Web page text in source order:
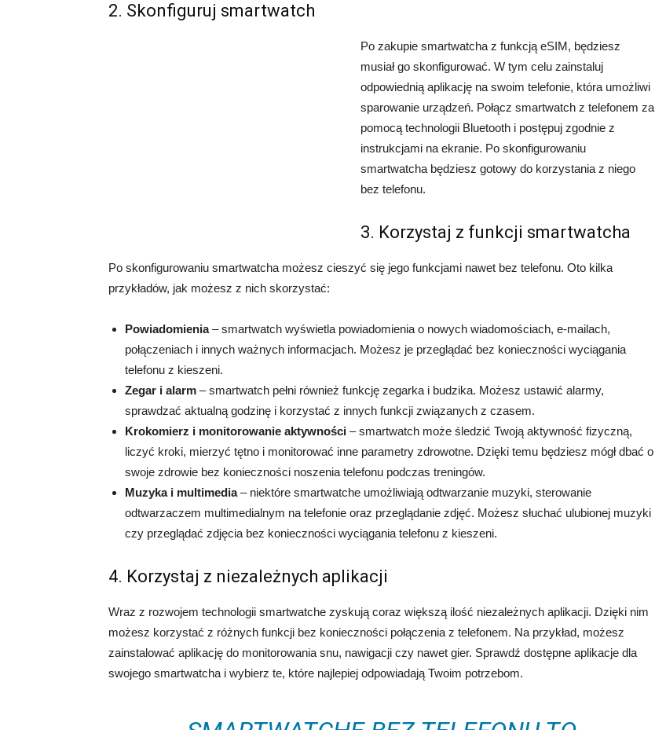
2. Skonfiguruj smartwatch
Po zakupie smartwatcha z funkcją eSIM, będziesz
musiał go skonfigurować. W tym celu zainstaluj
odpowiednią aplikację na swoim telefonie, która umożliwi
sparowanie urządzeń. Połącz smartwatch z telefonem za
pomocą technologii Bluetooth i postępuj zgodnie z
instrukcjami na ekranie. Po skonfigurowaniu
smartwatcha będziesz gotowy do korzystania z niego
bez telefonu.
3. Korzystaj z funkcji smartwatcha
Po skonfigurowaniu smartwatcha możesz cieszyć się jego funkcjami nawet bez telefonu. Oto kilka
przykładów, jak możesz z nich skorzystać:
Powiadomienia– smartwatch wyświetla powiadomienia o nowych wiadomościach, e-mailach,
połączeniach i innych ważnych informacjach. Możesz je przeglądać bez konieczności wyciągania
telefonu z kieszeni.
Zegar i alarm – smartwatch pełni również funkcję zegarka i budzika. Możesz ustawić alarmy,
sprawdzać aktualną godzinę i korzystać z innych funkcji związanych z czasem.
Krokomierz i monitorowanie aktywności – smartwatch może śledzić Twoją aktywność fizyczną,
liczyć kroki, mierzyć tętno i monitorować inne parametry zdrowotne. Dzięki temu będziesz mógł dbać o
swoje zdrowie bez konieczności noszenia telefonu podczas treningów.
Muzyka i multimedia– niektóre smartwatche umożliwiają odtwarzanie muzyki, sterowanie
odtwarzaczem multimedialnym na telefonie oraz przeglądanie zdjęć. Możesz słuchać ulubionej muzyki
czy przeglądać zdjęcia bez konieczności wyciągania telefonu z kieszeni.
4. Korzystaj z niezależnych aplikacji
Wraz z rozwojem technologii smartwatche zyskują coraz większą ilość niezależnych aplikacji. Dzięki nim
możesz korzystać z różnych funkcji bez konieczności połączenia z telefonem. Na przykład, możesz
zainstalować aplikację do monitorowania snu, nawigacji czy nawet gier. Sprawdź dostępne aplikacje dla
swojego smartwatcha i wybierz te, które najlepiej odpowiadają Twoim potrzebom.